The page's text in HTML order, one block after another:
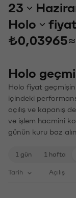
23
Holo
₺0,03965≈
Holo
Holo fiyat
içindeki
açılış ve kapanış
ve işlem hacmini
günün kuru baz
1 gün 1 hafta
Tarih Açılış